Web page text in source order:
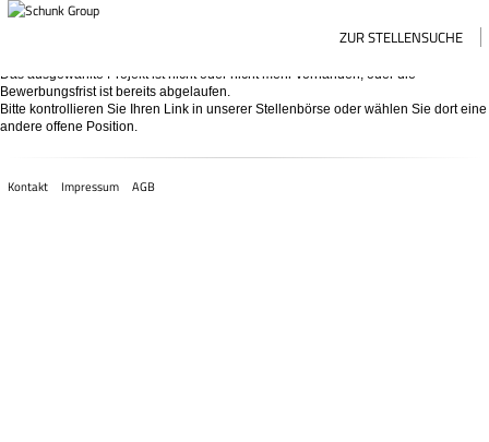
ZUR STELLENSUCHE
Das ausgewählte Projekt ist nicht oder nicht mehr vorhanden, oder die
Bewerbungsfrist ist bereits abgelaufen.
Bitte kontrollieren Sie Ihren Link in unserer Stellenbörse oder wählen Sie dort eine
andere offene Position.
Kontakt Impressum AGB